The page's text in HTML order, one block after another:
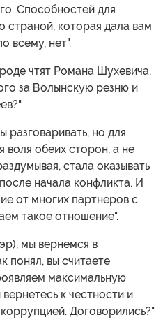
Способностей для
страной, которая дала вам
всему, нет".
чтят Романа Шухевича,
за Волынскую резню и
разговаривать, но для
воля обеих сторон, а не
стала оказывать
начала конфликта. И
от многих партнеров с
такое отношение".
мы вернемся в
понял, вы считаете
максимальную
к честности и
Договорились?"